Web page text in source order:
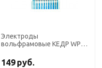
Электроды
вольфрамовые КЕДР WP-
(зеленый) AC
149 руб.